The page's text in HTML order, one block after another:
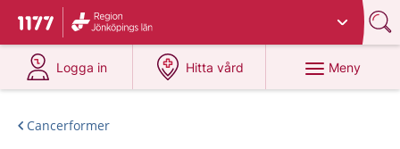
Till startsidan för 1177
Du har valt region
Logga in
på 1177.se
Hitta vård
på 1177.se
Meny
Cancerformer